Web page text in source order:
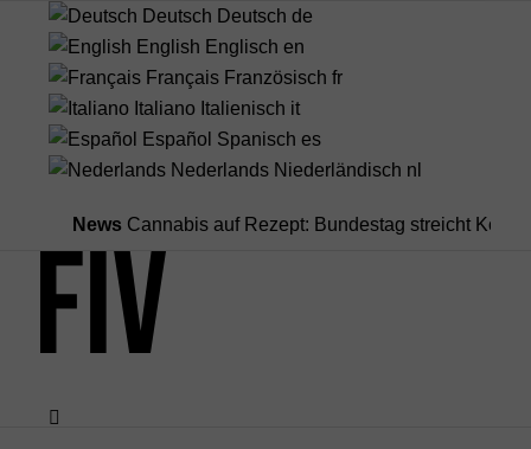
Deutsch Deutsch de
English Englisch en
Français Französisch fr
Italiano Italienisch it
Español Spanisch es
Nederlands Niederländisch nl
News Cannabis auf Rezept: Bundestag streicht